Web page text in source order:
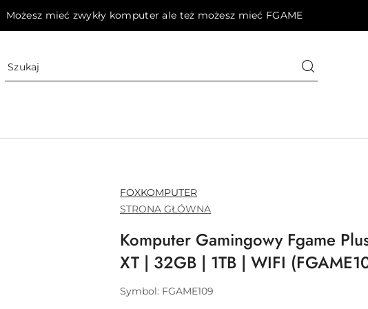
Możesz mieć zwykły komputer ale też możesz mieć FGAME
NAZWA
PRODUCENTA:
FOXKOMPUTER
STRONA GŁÓWNA
Komputer Gamingowy Fgame
XT | 32GB | 1TB | WIFI
Symbol: FGAME109